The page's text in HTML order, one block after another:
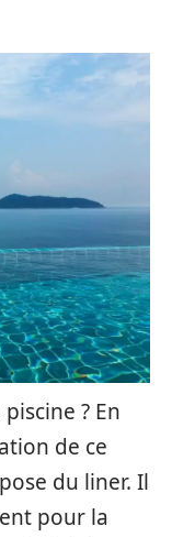
? En
de ce
du liner. Il
pour la